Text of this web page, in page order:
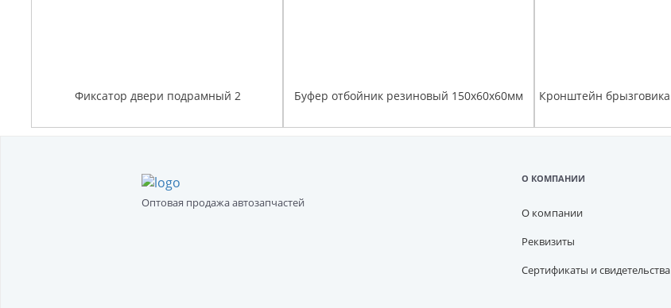
Фиксатор двери подрамный 2 Буфер отбойник резиновый 150х60х60мм
Оптовая продажа автозапчастей
О КОМПАНИИ
О компании
Реквизиты
Сертификаты и свидетельства